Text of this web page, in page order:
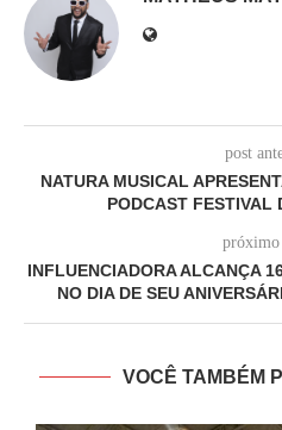
post
NATURA MUSICAL
PODCAST FESTIVAL
próximo
INFLUENCIADORA ALCANÇA
NO DIA DE SEU
VOCÊ TAMBÉM